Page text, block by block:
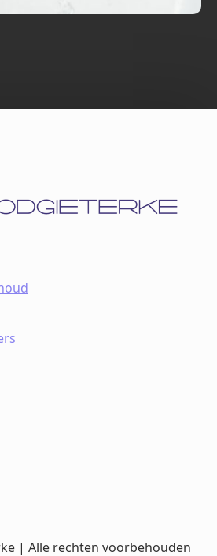
| Alle rechten voorbehouden